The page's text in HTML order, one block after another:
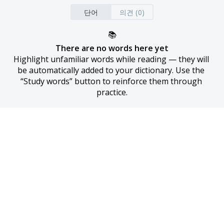
단어 의견 (0)
📚
There are no words here yet
Highlight unfamiliar words while reading — they will
be automatically added to your dictionary. Use the
“Study words” button to reinforce them through
practice.